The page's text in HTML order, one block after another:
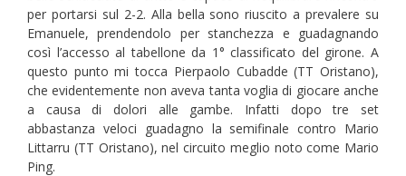
per portarsi sul 2-2. Alla bella sono riuscito a prevalere su
Emanuele, prendendolo per stanchezza e guadagnando
così l’accesso al tabellone da 1° classificato del girone. A
questo punto mi tocca Pierpaolo Cubadde (TT Oristano),
che evidentemente non aveva tanta voglia di giocare anche
a causa di dolori alle gambe. Infatti dopo tre set
abbastanza veloci guadagno la semifinale contro Mario
Littarru (TT Oristano), nel circuito meglio noto come Mario
Ping.